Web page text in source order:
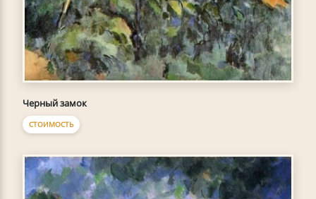
Черный замок
СТОИМОСТЬ